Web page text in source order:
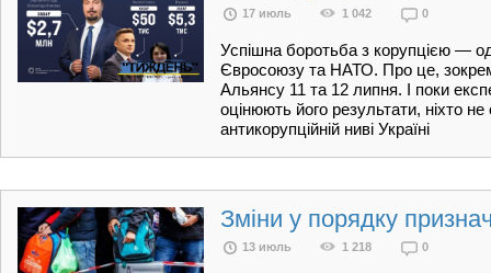
17 июль 1 042 0
Успішна боротьба з корупцією —
Євросоюзу та НАТО. Про це,
Альянсу 11 та 12 липня. І поки
оцінюють його результати, ніхто
антикорупційній ниві Україні
Зміни у порядку
13 июль 1 218 0